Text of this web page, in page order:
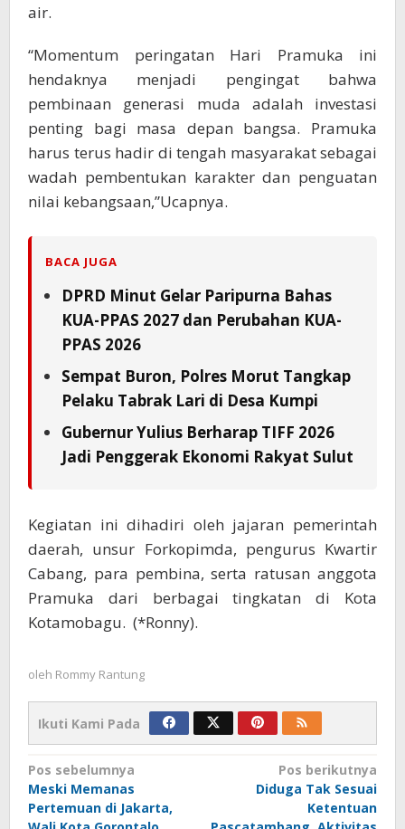
air.
“Momentum peringatan Hari Pramuka ini
hendaknya menjadi pengingat bahwa
pembinaan generasi muda adalah investasi
penting bagi masa depan bangsa. Pramuka
harus terus hadir di tengah masyarakat sebagai
wadah pembentukan karakter dan penguatan
nilai kebangsaan,”Ucapnya.
BACA JUGA
DPRD Minut Gelar Paripurna Bahas
KUA-PPAS 2027 dan Perubahan KUA-
PPAS 2026
Sempat Buron, Polres Morut Tangkap
Pelaku Tabrak Lari di Desa Kumpi
Gubernur Yulius Berharap TIFF 2026
Jadi Penggerak Ekonomi Rakyat Sulut
Kegiatan ini dihadiri oleh jajaran pemerintah
daerah, unsur Forkopimda, pengurus Kwartir
Cabang, para pembina, serta ratusan anggota
Pramuka dari berbagai tingkatan di Kota
Kotamobagu. (*Ronny).
oleh Rommy Rantung
Ikuti Kami Pada
Navigasi
pos
Pos sebelumnya
Meski Memanas
Pertemuan di Jakarta,
Pos berikutnya
Diduga Tak Sesuai
Ketentuan